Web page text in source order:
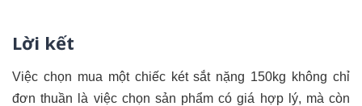
Lời kết
Việc chọn mua một chiếc két sắt nặng 150kg không chỉ
đơn thuần là việc chọn sản phẩm có giá hợp lý, mà còn